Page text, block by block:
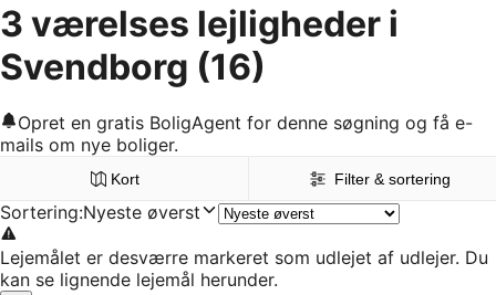
3 værelses lejligheder i
Svendborg (16)
Opret en gratis BoligAgent for denne søgning og få e-
mails om nye boliger.
Kort Filter & sortering
Sortering:Nyeste øverst
Lejemålet er desværre markeret som udlejet af udlejer. Du
kan se lignende lejemål herunder.